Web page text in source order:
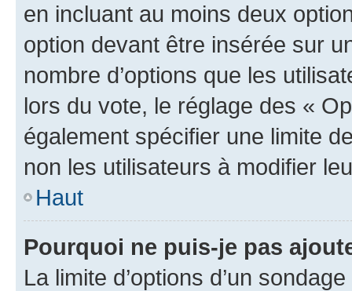
en incluant au moins deux
option devant être insérée sur
nombre d’options que les
lors du vote, le réglage des «
également spécifier une limite
non les utilisateurs à modifier
Haut
Pourquoi ne puis-je pas
La limite d’options d’un